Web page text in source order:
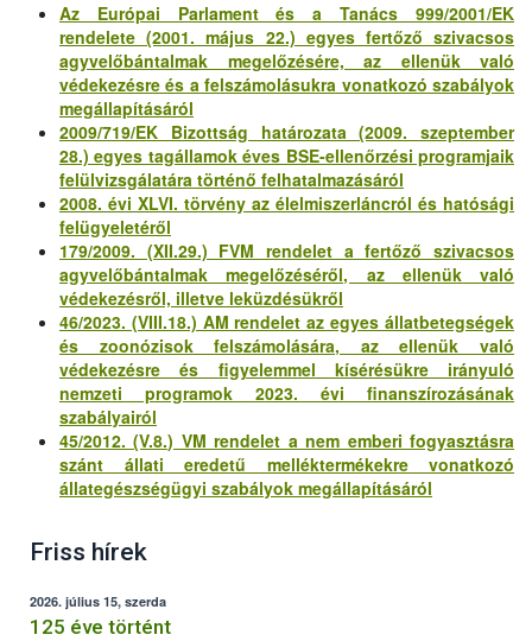
Az Európai Parlament és a Tanács 999/2001/EK
rendelete (2001. május 22.) egyes fertőző szivacsos
agyvelőbántalmak megelőzésére, az ellenük való
védekezésre és a felszámolásukra vonatkozó szabályok
megállapításáról
2009/719/EK Bizottság határozata (2009. szeptember
28.) egyes tagállamok éves BSE-ellenőrzési programjaik
felülvizsgálatára történő felhatalmazásáról
2008. évi XLVI. törvény az élelmiszerláncról és hatósági
felügyeletéről
179/2009. (XII.29.) FVM rendelet a fertőző szivacsos
agyvelőbántalmak megelőzéséről, az ellenük való
védekezésről, illetve leküzdésükről
46/2023. (VIII.18.) AM rendelet az egyes állatbetegségek
és zoonózisok felszámolására, az ellenük való
védekezésre és figyelemmel kísérésükre irányuló
nemzeti programok 2023. évi finanszírozásának
szabályairól
45/2012. (V.8.) VM rendelet a nem emberi fogyasztásra
szánt állati eredetű melléktermékekre vonatkozó
állategészségügyi szabályok megállapításáról
Friss hírek
2026. július 15, szerda
125 éve történt